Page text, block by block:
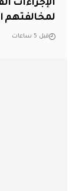
لمخالفتهم
قبل 5 ساعات